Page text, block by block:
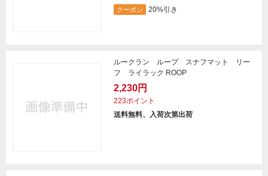
クーポン 20%引き
ルークラン ループ スナフマット リー
フ ライラック ROOP
2,230円
223ポイント
送料無料、入荷次第出荷